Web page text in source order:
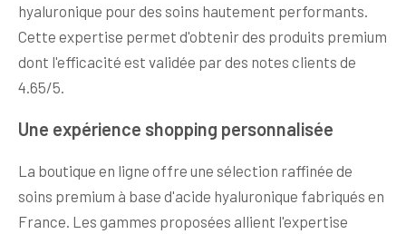
hyaluronique pour des soins hautement performants.
Cette expertise permet d'obtenir des produits premium
dont l'efficacité est validée par des notes clients de
4.65/5.
Une expérience shopping personnalisée
La boutique en ligne offre une sélection raffinée de
soins premium à base d'acide hyaluronique fabriqués en
France. Les gammes proposées allient l'expertise